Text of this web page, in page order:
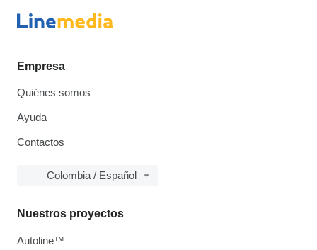
Empresa
Quiénes somos
Ayuda
Contactos
Colombia / Español
Nuestros proyectos
Autoline™